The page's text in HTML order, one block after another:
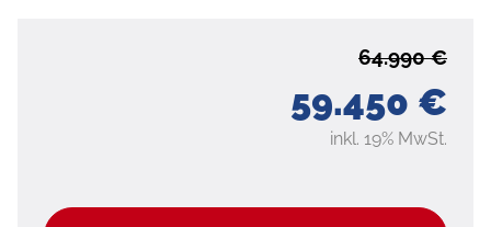
59.450 €
64.990 €
inkl. 19% MwSt.